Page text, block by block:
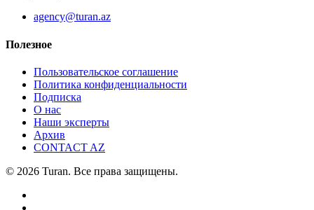
agency@turan.az
Полезное
Пользовательское соглашение
Политика конфиденциальности
Подписка
О нас
Наши эксперты
Архив
CONTACT AZ
© 2026 Turan. Все права защищены.